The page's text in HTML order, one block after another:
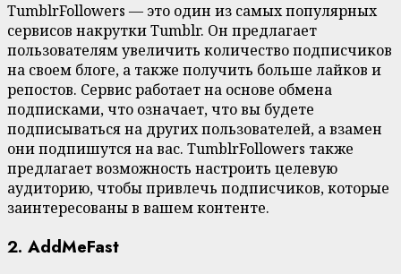
TumblrFollowers — это один из самых популярных
сервисов накрутки Tumblr. Он предлагает
пользователям увеличить количество подписчиков
на своем блоге, а также получить больше лайков и
репостов. Сервис работает на основе обмена
подписками, что означает, что вы будете
подписываться на других пользователей, а взамен
они подпишутся на вас. TumblrFollowers также
предлагает возможность настроить целевую
аудиторию, чтобы привлечь подписчиков, которые
заинтересованы в вашем контенте.
2. AddMeFast